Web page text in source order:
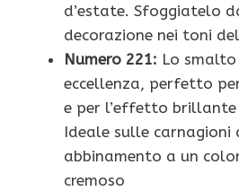
d’estate. Sfoggiatelo
decorazione nei toni
Numero 221: Lo
eccellenza, perfetto
e per l’effetto
Ideale sulle carnagioni
abbinamento a un
cremoso